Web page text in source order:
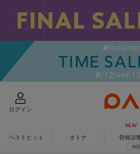
ログイン
ベストヒット オトナ 骨格診